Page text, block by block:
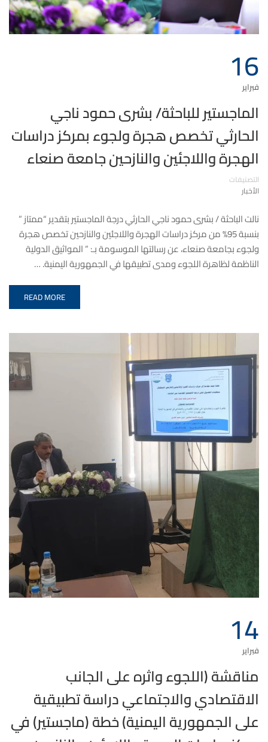
16
فبراير
الماجستير للباحثة/ بشرى حمود ناجي
الحارثي تخصص هجرة ولجوء بمركز دراسات
الهجرة واللاجئين والنازحين جامعة صنعاء
التصنيفات
الأخبار
نالت الباحثة / بشرى حمود ناجي الحارثي درجة الماجستير بتقدير “ممتاز ”
بنسبة 95% من مركز دراسات الهجرة واللاجئين والنازحين تخصص هجرة
ولجوء بجامعة صنعاء، عن رسالتها الموسومة بـ: ” المواثيق الدولية
الناظمة لظاهرة اللجوء ومدى تطبيقها في الجمهورية اليمنية. …
READ MORE
14
فبراير
مناقشة (اللجوء واثره على الجانب
الاقتصادي والاجتماعي دراسة تطبيقية
على الجمهورية اليمنية) خطة (ماجستير) في